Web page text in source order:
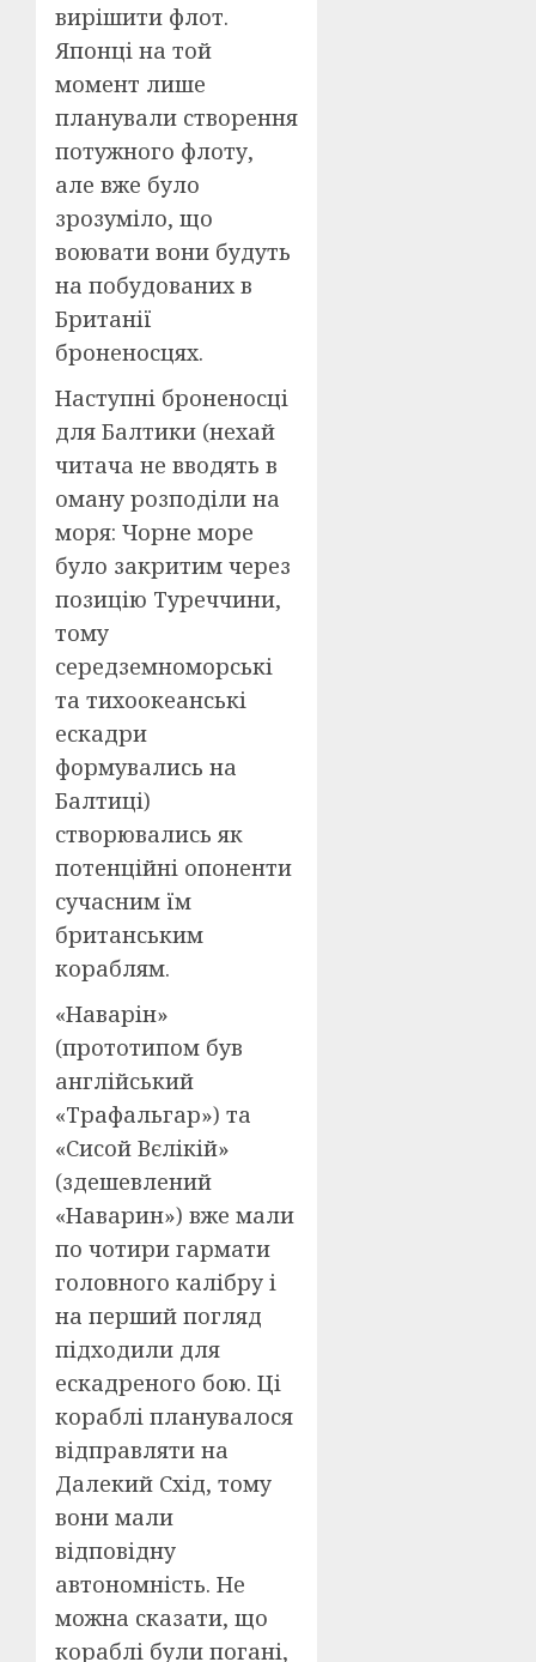
вирішити флот.
Японці на той
момент лише
планували створення
потужного флоту,
але вже було
зрозуміло, що
воювати вони будуть
на побудованих в
Британії
броненосцях.
Наступні броненосці
для Балтики (нехай
читача не вводять в
оману розподіли на
моря: Чорне море
було закритим через
позицію Туреччини,
тому
середземноморські
та тихоокеанські
ескадри
формувались на
Балтиці)
створювались як
потенційні опоненти
сучасним їм
британським
кораблям.
«Наварін»
(прототипом був
англійський
«Трафальгар») та
«Сисой Вєлікій»
(здешевлений
«Наварин») вже мали
по чотири гармати
головного калібру і
на перший погляд
підходили для
ескадреного бою. Ці
кораблі планувалося
відправляти на
Далекий Схід, тому
вони мали
відповідну
автономність. Не
можна сказати, що
кораблі були погані,